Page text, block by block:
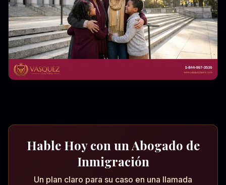
Hable Hoy con un Abogado de
Inmigración
Un plan claro para su caso en una llamada